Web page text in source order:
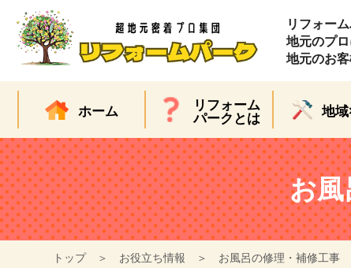
リフォー
地元のプ
地元のお
ホーム
リフォーム
パークとは
地
お
トップ お役立ち情報 お風呂の修理・補修工事